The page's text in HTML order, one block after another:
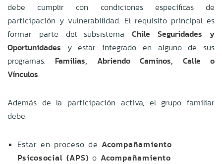
debe cumplir con condiciones específicas de
participación y vulnerabilidad. El requisito principal es
formar parte del subsistemaChile Seguridades y
Oportunidades y estar integrado en alguno de sus
programas: Familias, Abriendo Caminos, Calle o
Vínculos.
Además de la participación activa, el grupo familiar
debe:
Estar en proceso de Acompañamiento
Psicosocial (APS) o Acompañamiento